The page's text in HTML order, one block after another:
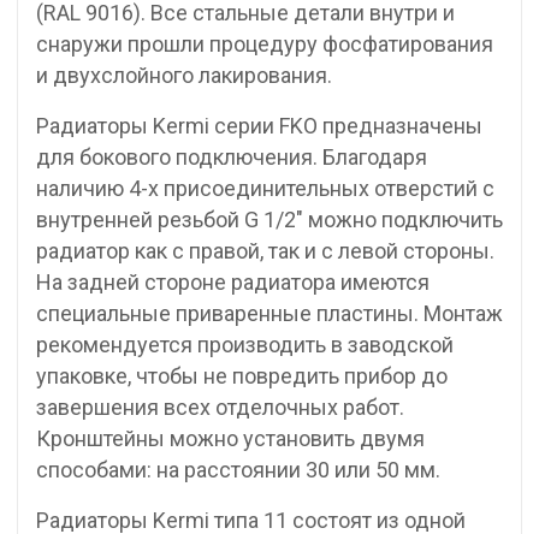
(RAL 9016). Все стальные детали внутри и
снаружи прошли процедуру фосфатирования
и двухслойного лакирования.
Радиаторы Kermi серии FKO предназначены
для бокового подключения. Благодаря
наличию 4-х присоединительных отверстий с
внутренней резьбой G 1/2″ можно подключить
радиатор как с правой, так и с левой стороны.
На задней стороне радиатора имеются
специальные приваренные пластины. Монтаж
рекомендуется производить в заводской
упаковке, чтобы не повредить прибор до
завершения всех отделочных работ.
Кронштейны можно установить двумя
способами: на расстоянии 30 или 50 мм.
Радиаторы Kermi типа 11 состоят из одной